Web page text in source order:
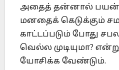
அதைத் தன்னால்
மனதைக் கெடுக்கும்
காட்டப்படும் போது
வெல்ல முடியுமா?
யோசிக்க வேண்டும்.